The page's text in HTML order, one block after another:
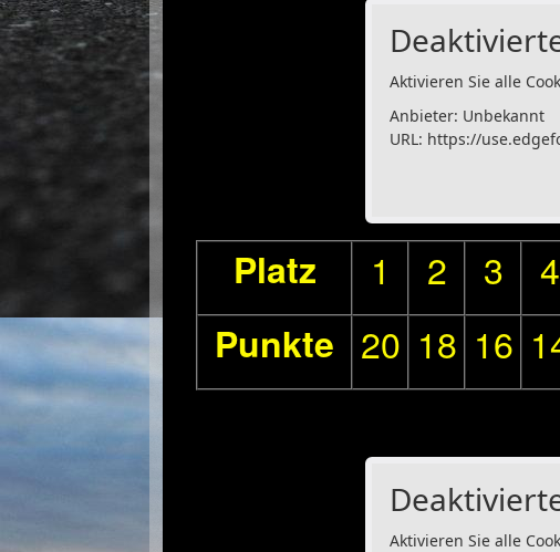
Aktivieren Sie alle
Anbieter: Unbekannt
URL: https://
Platz 1 2 3 4
Punkte 20 18 16
Aktivieren Sie alle